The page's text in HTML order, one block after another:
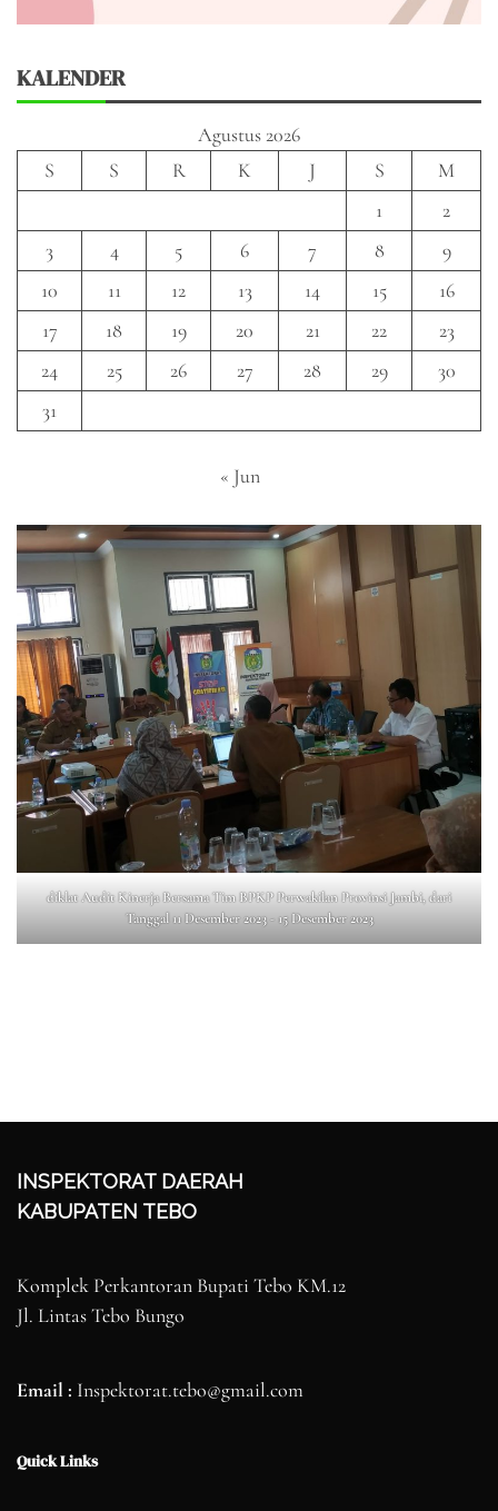
KALENDER
Agustus 2026
S
S R K J S
M
1
2
3
4 5 6 7 8
9
10
11 12 13 14 15
16
17
18 19 20 21 22
23
24
25 26 27 28 29
30
31
« Jun
diklat Audit Kinerja Bersama Tim BPKP Perwakilan Provinsi Jambi, dari
Tanggal 11 Desember 2023 - 15 Desember 2023
INSPEKTORAT DAERAH
KABUPATEN TEBO
Komplek Perkantoran Bupati Tebo KM.12
Jl. Lintas Tebo Bungo
Email : Inspektorat.tebo@gmail.com
Quick Links